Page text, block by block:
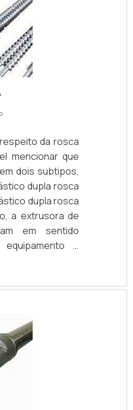
da rosca
mencionar que
dois subtipos,
dupla rosca
dupla rosca
a extrusora de
em sentido
é
para o
em pó. Já na
rosca corotante,